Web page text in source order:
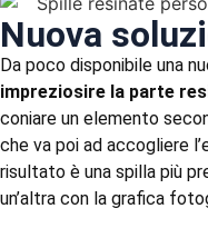
Nuova
Da poco disponibile una
impreziosire la parte
coniare un elemento
che va poi ad accogliere
risultato è una spilla più
un’altra con la grafica